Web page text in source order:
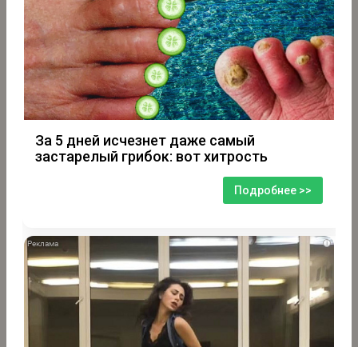
За 5 дней исчезнет даже самый
застарелый грибок: вот хитрость
Подробнее >>
i